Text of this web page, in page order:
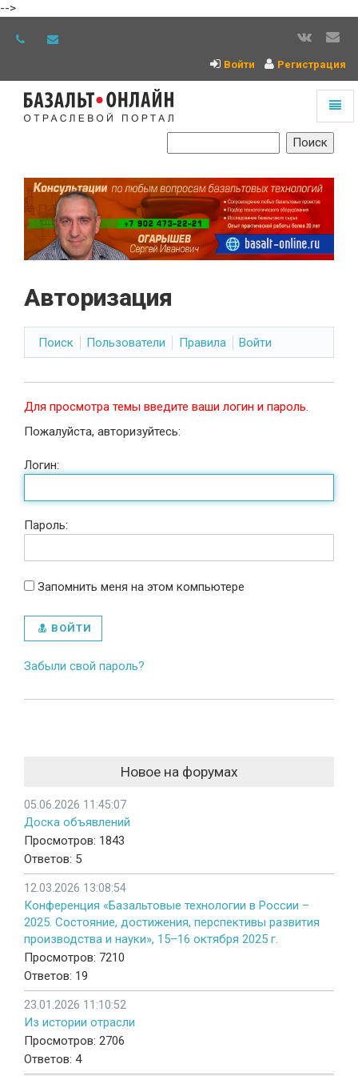
-->
Войти Регистрация
Авторизация
Поиск Пользователи Правила Войти
Для просмотра темы введите ваши логин и пароль.
Пожалуйста, авторизуйтесь:
Логин:
Пароль:
Запомнить меня на этом компьютере
ВОЙТИ
Забыли свой пароль?
Новое на форумах
05.06.2026 11:45:07
Доска объявлений
Просмотров: 1843
Ответов: 5
12.03.2026 13:08:54
Конференция «Базальтовые технологии в России –
2025. Состояние, достижения, перспективы развития
производства и науки», 15–16 октября 2025 г.
Просмотров: 7210
Ответов: 19
23.01.2026 11:10:52
Из истории отрасли
Просмотров: 2706
Ответов: 4